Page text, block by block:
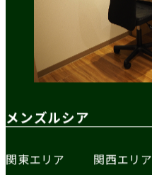
メンズルシア
関東エリア
関西エリア